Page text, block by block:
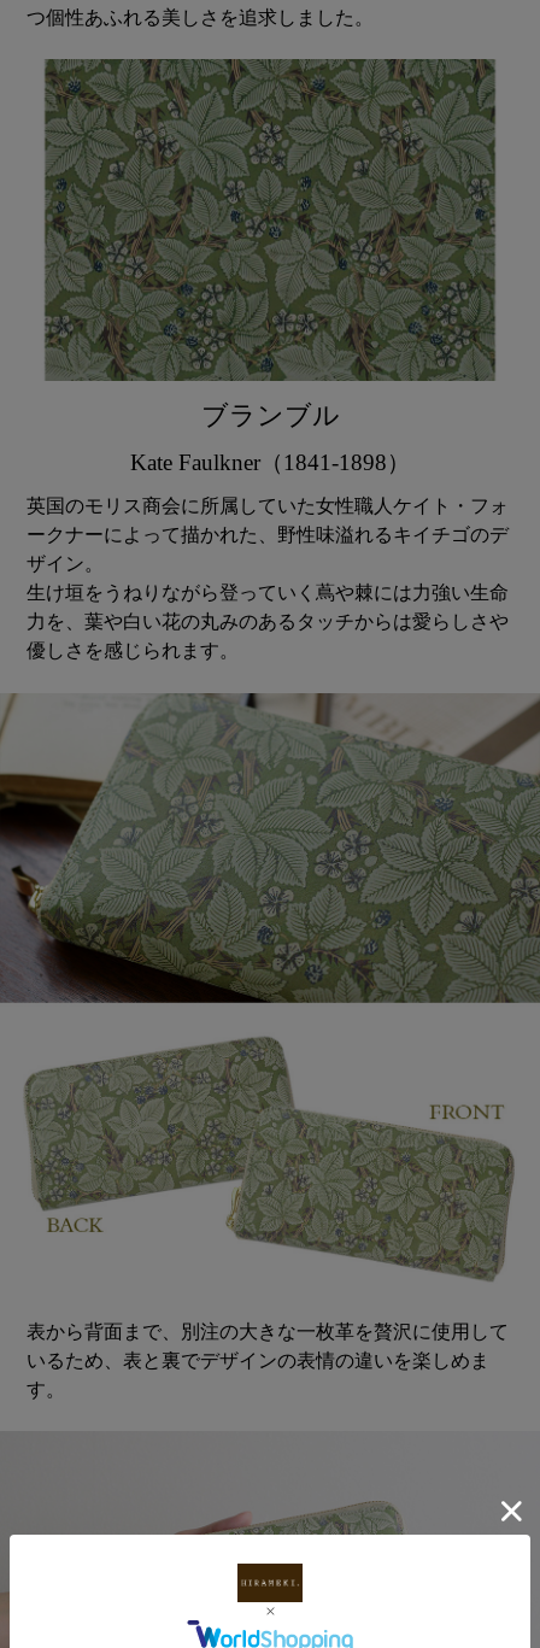
つ個性あふれる美しさを追求しました。
ブランブル
Kate Faulkner（1841-1898）
英国のモリス商会に所属していた女性職人ケイト・フォ
ークナーによって描かれた、野性味溢れるキイチゴのデ
ザイン。
生け垣をうねりながら登っていく蔦や棘には力強い生命
力を、葉や白い花の丸みのあるタッチからは愛らしさや
優しさを感じられます。
表から背面まで、別注の大きな一枚革を贅沢に使用して
いるため、表と裏でデザインの表情の違いを楽しめま
す。